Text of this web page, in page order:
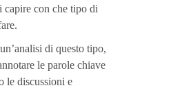
con che tipo di
di questo tipo,
le parole chiave
le discussioni e